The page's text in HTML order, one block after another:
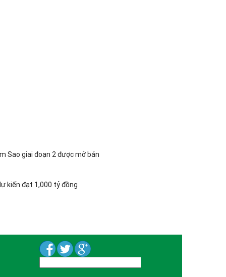
Sao giai đoạn 2 được mở bán
kiến đạt 1,000 tỷ đồng